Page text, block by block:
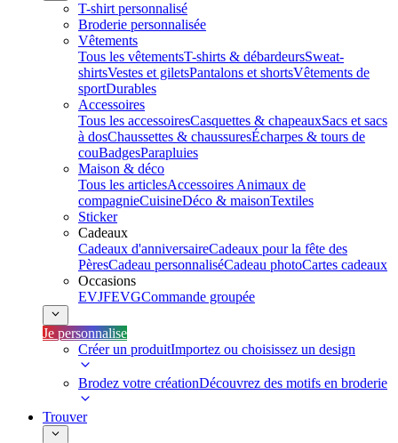
T-shirt personnalisé
Broderie personnalisée
Vêtements
Tous les vêtementsT-shirts & débardeursSweat-
shirtsVestes et giletsPantalons et shortsVêtements de
sportDurables
Accessoires
Tous les accessoiresCasquettes & chapeauxSacs et sacs
à dosChaussettes & chaussuresÉcharpes & tours de
couBadgesParapluies
Maison & déco
Tous les articlesAccessoires Animaux de
compagnieCuisineDéco & maisonTextiles
Sticker
Cadeaux
Cadeaux d'anniversaireCadeaux pour la fête des
PèresCadeau personnaliséCadeau photoCartes cadeaux
Occasions
EVJFEVGCommande groupée
Je personnalise
Créer un produitImportez ou choisissez un design
Brodez votre créationDécouvrez des motifs en broderie
Trouver